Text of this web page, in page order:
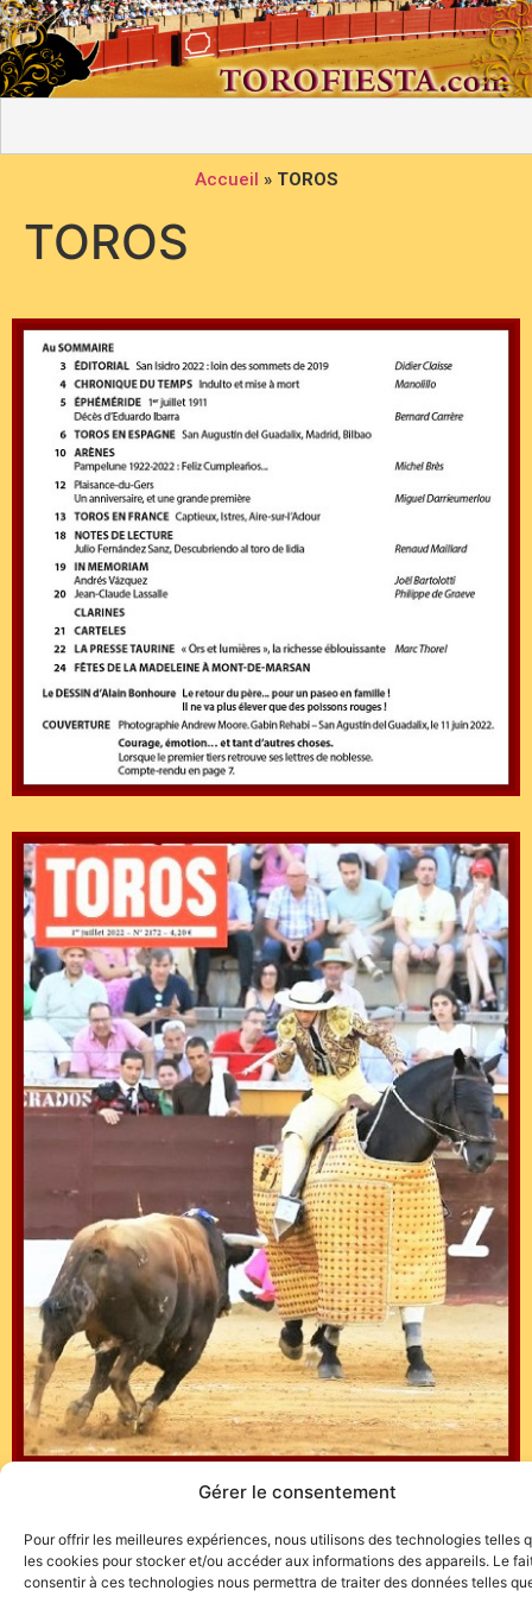
Gérer le consentement
Pour offrir les meilleures expériences, nous utilisons des technologies telles
les cookies pour stocker et/ou accéder aux informations des appareils. Le
consentir à ces technologies nous permettra de traiter des données telles
Accueil » TOROS
TOROS